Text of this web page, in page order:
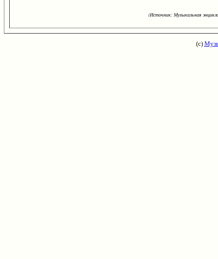
(Источник: Музыкальная
(с)